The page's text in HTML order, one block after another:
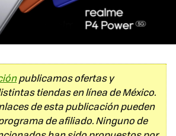
publicamos ofertas y
tiendas en línea de México.
de esta publicación pueden
de afiliado. Ninguno de